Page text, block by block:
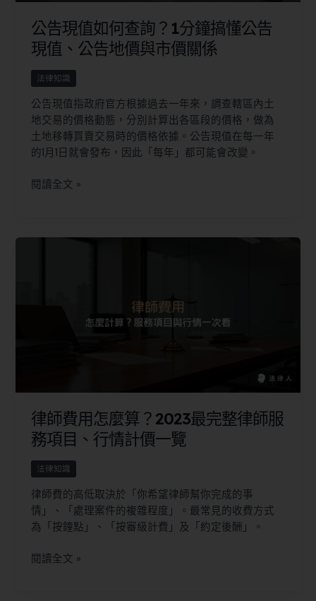
公告現值如何查詢？1分鐘搞懂公告
現值、公告地價與市價關係
法律知識
公告現值指政府官方根據過去一年來，調查轄區內土
地交易的價格動態，分別計算出各區段的價格，做為
土地移轉買賣交易時的價格依據。公告現值在每一年
的1月1日就會發布，因此「每年」都可能會改變。
閱讀全文 »
律師費用怎麼算？2023最完整律師服
務項目、行情計價一覽
法律知識
律師費的高低取決於「你希望律師幫你完成的事
情」、「處理案件的複雜程度」。最常見的收費方式
為「按鐘點」、「按審級計費」及「約定後酬」。
閱讀全文 »